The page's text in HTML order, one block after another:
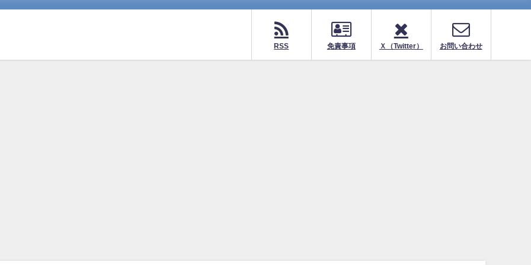
RSS 免責事項 Ｘ（Twitter） お問い合わせ